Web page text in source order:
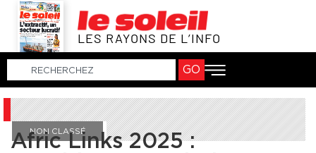
LES RAYONS DE L’INFO
GO
NON CLASSÉ
Afric Links 2025 :